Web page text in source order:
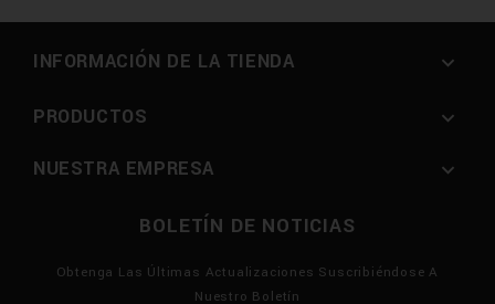
INFORMACIÓN DE LA TIENDA 
PRODUCTOS

NUESTRA EMPRESA

BOLETÍN DE NOTICIAS
Obtenga Las Últimas Actualizaciones Suscribiéndose A
Nuestro Boletín